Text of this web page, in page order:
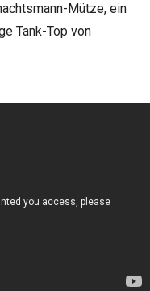
Mütze, ein
Tank-Top von